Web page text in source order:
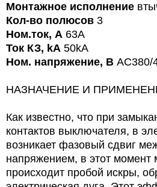
Монтажное исполнение
Кол-во полюсов 3
Ном.ток, А 63A
Ток КЗ, kA 50kA
Ном. напряжение, В AC380/
НАЗНАЧЕНИЕ И
Как известно, что при
контактов выключателя, в
возникает фазовый сдвиг
напряжением, в этот момент
происходит пробой искры,